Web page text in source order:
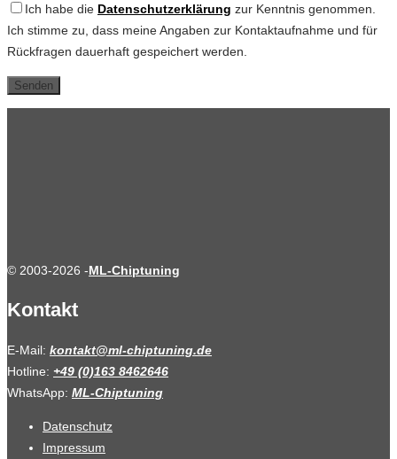
Ich habe die Datenschutzerklärung zur Kenntnis genommen.
Ich stimme zu, dass meine Angaben zur Kontaktaufnahme und für
Rückfragen dauerhaft gespeichert werden.
© 2003-2026 -ML-Chiptuning
Kontakt
E-Mail: kontakt@ml-chiptuning.de
Hotline: +49 (0)163 8462646
WhatsApp: ML-Chiptuning
Datenschutz
Impressum